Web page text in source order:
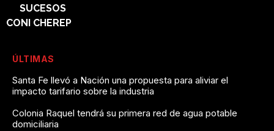
SUCESOS
CONI CHEREP
ÚLTIMAS
Santa Fe llevó a Nación una propuesta para aliviar el
impacto tarifario sobre la industria
Colonia Raquel tendrá su primera red de agua potable
domiciliaria